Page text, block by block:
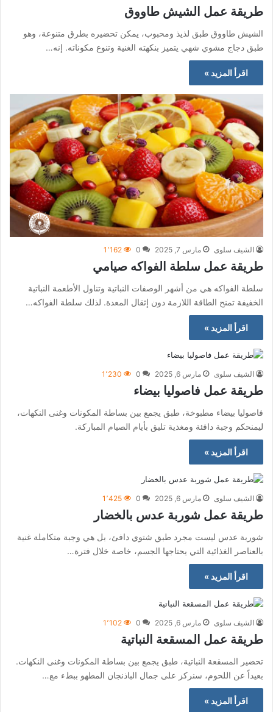
طريقة عمل الشيش طاووق
الشيش طاووق طبق لذيذ ومحبوب، يمكن تحضيره بطرق متنوعة، وهو
طبق دجاج مشوي شهي يتميز بنكهته الغنية وتنوع مكوناته. إنه…
اقرأ المزيد »
الشيف سلوى مارس 7, 2025 0 1٬162
طريقة عمل سلطة الفواكه صيامي
سلطة الفواكه هي من أشهر الوصفات النباتية وتناول الأطعمة النباتية
الخفيفة تمنح الطاقة اللازمة دون إثقال المعدة. لذلك سلطة الفواكه…
اقرأ المزيد »
الشيف سلوى مارس 6, 2025 0 1٬230
طريقة عمل فاصوليا بيضاء
فاصوليا بيضاء مطبوخة، طبق يجمع بين بساطة المكونات وغنى النكهات،
ليمنحكم وجبة دافئة ومغذية تليق بأيام الصيام المباركة.
اقرأ المزيد »
الشيف سلوى مارس 6, 2025 0 1٬425
طريقة عمل شوربة عدس بالخضار
شوربة عدس ليست مجرد طبق شتوي دافئ، بل هي وجبة متكاملة غنية
بالعناصر الغذائية التي يحتاجها الجسم، خاصة خلال فترة…
اقرأ المزيد »
الشيف سلوى مارس 6, 2025 0 1٬102
طريقة عمل المسقعة النباتية
تحضير المسقعة النباتية، طبق يجمع بين بساطة المكونات وغنى النكهات.
بعيداً عن اللحوم، سنركز على جمال الباذنجان المطهو ببطء مع…
اقرأ المزيد »